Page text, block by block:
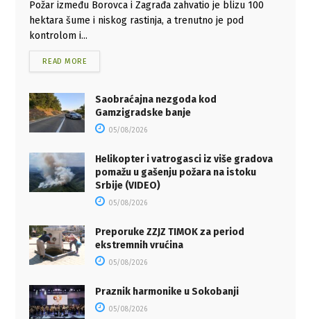
Požar između Borovca i Zagrađa zahvatio je blizu 100
hektara šume i niskog rastinja, a trenutno je pod
kontrolom i...
READ MORE
Saobraćajna nezgoda kod
Gamzigradske banje
05/08/2026
Helikopter i vatrogasci iz više gradova
pomažu u gašenju požara na istoku
Srbije (VIDEO)
05/08/2026
Preporuke ZZJZ TIMOK za period
ekstremnih vrućina
05/08/2026
Praznik harmonike u Sokobanji
05/08/2026